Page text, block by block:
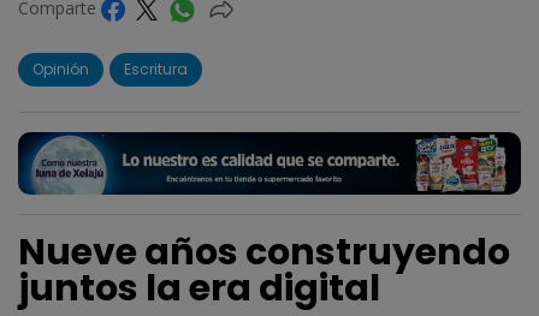
Comparte
Opinión Escritura
Nueve años construyendo
juntos la era digital